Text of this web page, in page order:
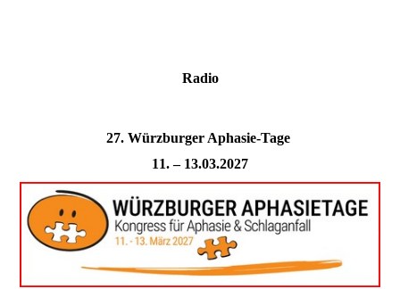
Radio
27. Würzburger Aphasie-Tage
11. – 13.03.2027